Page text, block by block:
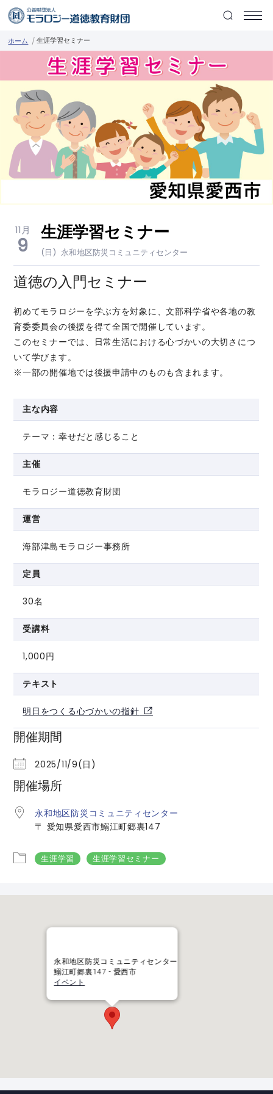
ホーム 生涯学習セミナー
11月
9
生涯学習セミナー
(日) 永和地区防災コミュニティセンター
道徳の入門セミナー
初めてモラロジーを学ぶ方を対象に、文部科学省や各地の教
育委委員会の後援を得て全国で開催しています。
このセミナーでは、日常生活における心づかいの大切さにつ
いて学びます。
※一部の開催地では後援申請中のものも含まれます。
主な内容
テーマ：幸せだと感じること
主催
モラロジー道徳教育財団
運営
海部津島モラロジー事務所
定員
30名
受講料
1,000円
テキスト
明日をつくる心づかいの指針
開催期間
2025/11/9(日)
開催場所
永和地区防災コミュニティセンター
〒 愛知県愛西市鰯江町郷裏147
生涯学習 生涯学習セミナー
永和地区防災コミュニティセンター
鰯江町郷裏147 - 愛西市
イベント